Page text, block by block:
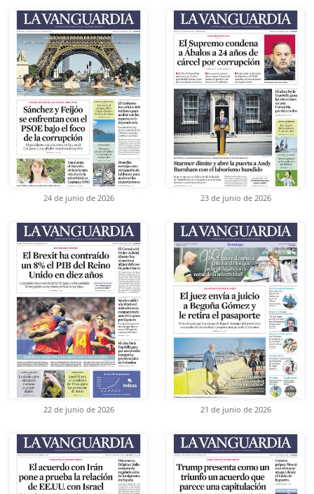
24 de junio de 2026 23 de junio de 2026
22 de junio de 2026 21 de junio de 2026